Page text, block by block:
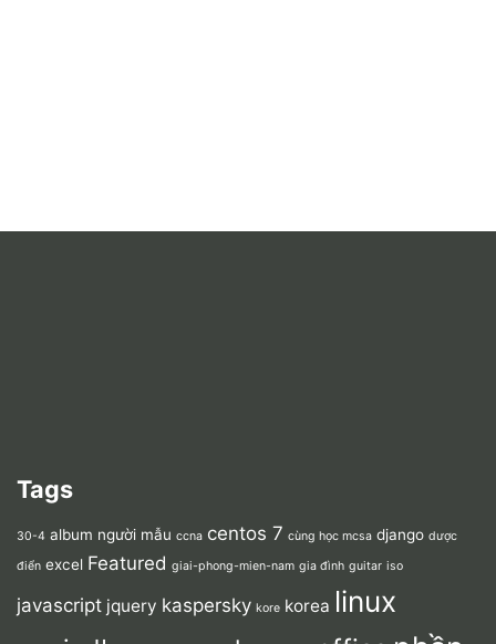
Tags
30-4 album người mẫu ccna centos 7 cùng học mcsa django dược
điển excel Featured giai-phong-mien-nam gia đình guitar iso
javascript jquery kaspersky kore korea linux